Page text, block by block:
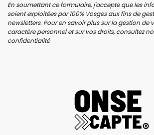
En soumettant ce formulaire, j'accepte que les
soient exploitées par 100% Vosges aux fins de
newsletters. Pour en savoir plus sur la gestion de
caractère personnel et sur vos droits, consultez
confidentialité